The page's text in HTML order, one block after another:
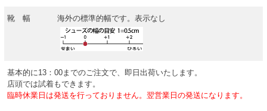
靴 幅 海外の標準的幅です。表示なし
基本的に13：00までのご注文で、即日出荷いたします。
店頭では試着もできます。
臨時休業日は発送を行っておりません。翌営業日の発送になります。